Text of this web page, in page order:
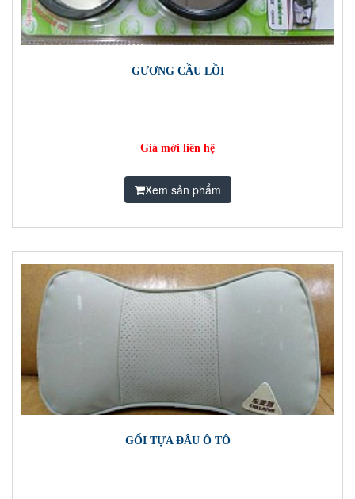
GƯƠNG CẦU LỒI
Giá mời liên hệ
Xem sản phẩm
GỐI TỰA ĐÂU Ô TÔ